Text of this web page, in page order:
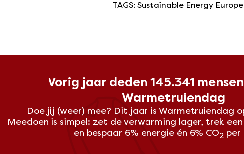
TAGS: Sustainable Energy
Vorig jaar deden 145.341
Warmetruiendag
Doe jij (weer) mee? Dit jaar is Warmetruiendag
Meedoen is simpel: zet de verwarming lager, trek
en bespaar 6% energie én 6% CO2 per